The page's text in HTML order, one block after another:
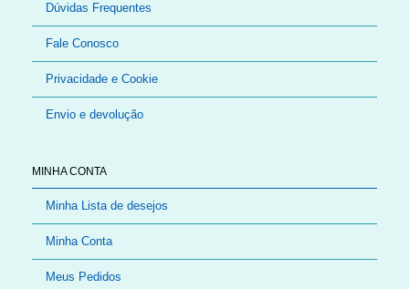
Dúvidas Frequentes
Fale Conosco
Privacidade e Cookie
Envio e devolução
MINHA CONTA
Minha Lista de desejos
Minha Conta
Meus Pedidos